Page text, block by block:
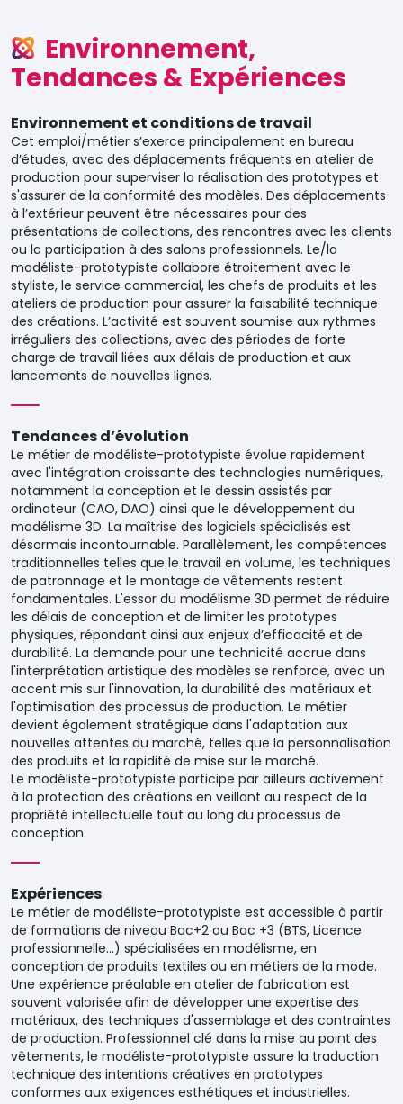
Environnement,
Tendances & Expériences
Environnement et conditions de travail
Cet emploi/métier s’exerce principalement en bureau
d’études, avec des déplacements fréquents en atelier de
production pour superviser la réalisation des prototypes et
s'assurer de la conformité des modèles. Des déplacements
à l’extérieur peuvent être nécessaires pour des
présentations de collections, des rencontres avec les clients
ou la participation à des salons professionnels. Le/la
modéliste-prototypiste collabore étroitement avec le
styliste, le service commercial, les chefs de produits et les
ateliers de production pour assurer la faisabilité technique
des créations. L’activité est souvent soumise aux rythmes
irréguliers des collections, avec des périodes de forte
charge de travail liées aux délais de production et aux
lancements de nouvelles lignes.
Tendances d’évolution
Le métier de modéliste-prototypiste évolue rapidement
avec l'intégration croissante des technologies numériques,
notamment la conception et le dessin assistés par
ordinateur (CAO, DAO) ainsi que le développement du
modélisme 3D. La maîtrise des logiciels spécialisés est
désormais incontournable. Parallèlement, les compétences
traditionnelles telles que le travail en volume, les techniques
de patronnage et le montage de vêtements restent
fondamentales. L'essor du modélisme 3D permet de réduire
les délais de conception et de limiter les prototypes
physiques, répondant ainsi aux enjeux d’efficacité et de
durabilité. La demande pour une technicité accrue dans
l'interprétation artistique des modèles se renforce, avec un
accent mis sur l'innovation, la durabilité des matériaux et
l'optimisation des processus de production. Le métier
devient également stratégique dans l'adaptation aux
nouvelles attentes du marché, telles que la personnalisation
des produits et la rapidité de mise sur le marché.
Le modéliste-prototypiste participe par ailleurs activement
à la protection des créations en veillant au respect de la
propriété intellectuelle tout au long du processus de
conception.
Expériences
Le métier de modéliste-prototypiste est accessible à partir
de formations de niveau Bac+2 ou Bac +3 (BTS, Licence
professionnelle...) spécialisées en modélisme, en
conception de produits textiles ou en métiers de la mode.
Une expérience préalable en atelier de fabrication est
souvent valorisée afin de développer une expertise des
matériaux, des techniques d'assemblage et des contraintes
de production. Professionnel clé dans la mise au point des
vêtements, le modéliste-prototypiste assure la traduction
technique des intentions créatives en prototypes
conformes aux exigences esthétiques et industrielles.